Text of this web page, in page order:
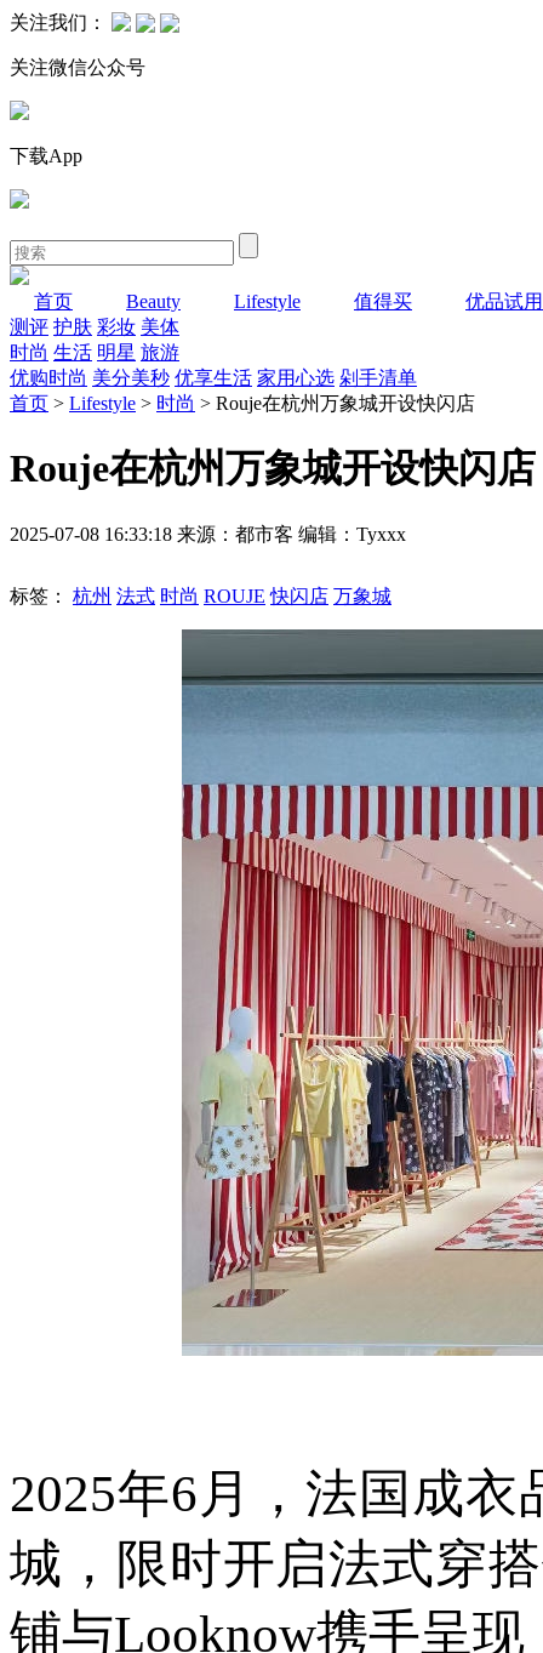
关注我们：
关注微信公众号
下载App
首页 Beauty Lifestyle 值得买
优品试用
测评 护肤 彩妆 美体
时尚 生活 明星 旅游
优购时尚 美分美秒 优享生活 家用心选 剁手清单
首页 > Lifestyle > 时尚 > Rouje在杭州万象城开设快闪店
Rouje在杭州万象城开设快闪店
2025-07-08 16:33:18 来源：都市客 编辑：Tyxxx
标签： 杭州 法式 时尚 ROUJE 快闪店 万象城
2025年6月，法国成
城，限时开启法式穿
铺与Looknow携手呈